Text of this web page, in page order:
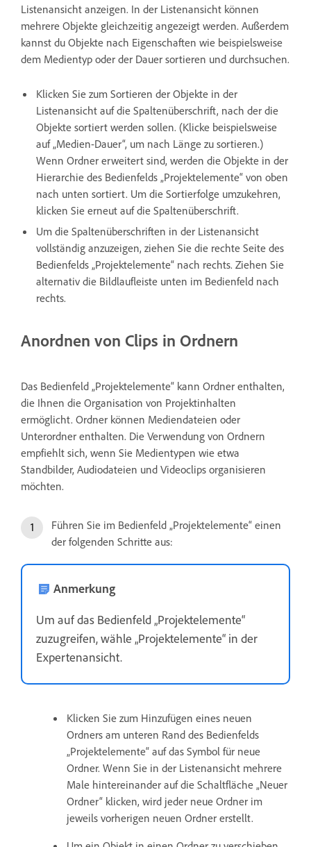
Listenansicht anzeigen. In der Listenansicht können
mehrere Objekte gleichzeitig angezeigt werden. Außerdem
kannst du Objekte nach Eigenschaften wie beispielsweise
dem Medientyp oder der Dauer sortieren und durchsuchen.
Klicken Sie zum Sortieren der Objekte in der
Listenansicht auf die Spaltenüberschrift, nach der die
Objekte sortiert werden sollen. (Klicke beispielsweise
auf „Medien-Dauer“, um nach Länge zu sortieren.)
Wenn Ordner erweitert sind, werden die Objekte in der
Hierarchie des Bedienfelds „Projektelemente“ von oben
nach unten sortiert. Um die Sortierfolge umzukehren,
klicken Sie erneut auf die Spaltenüberschrift.
Um die Spaltenüberschriften in der Listenansicht
vollständig anzuzeigen, ziehen Sie die rechte Seite des
Bedienfelds „Projektelemente“ nach rechts. Ziehen Sie
alternativ die Bildlaufleiste unten im Bedienfeld nach
rechts.
Anordnen von Clips in Ordnern
Das Bedienfeld „Projektelemente“ kann Ordner enthalten,
die Ihnen die Organisation von Projektinhalten
ermöglicht. Ordner können Mediendateien oder
Unterordner enthalten. Die Verwendung von Ordnern
empfiehlt sich, wenn Sie Medientypen wie etwa
Standbilder, Audiodateien und Videoclips organisieren
möchten.
Führen Sie im Bedienfeld „Projektelemente“ einen
der folgenden Schritte aus:
Anmerkung
Um auf das Bedienfeld „Projektelemente“
zuzugreifen, wähle „Projektelemente“ in der
Expertenansicht.
Klicken Sie zum Hinzufügen eines neuen
Ordners am unteren Rand des Bedienfelds
„Projektelemente“ auf das Symbol für neue
Ordner. Wenn Sie in der Listenansicht mehrere
Male hintereinander auf die Schaltfläche „Neuer
Ordner“ klicken, wird jeder neue Ordner im
jeweils vorherigen neuen Ordner erstellt.